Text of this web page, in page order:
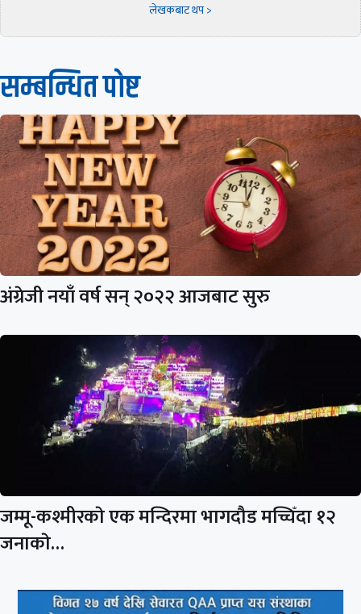
लेखकबाट थप >
सम्बन्धित पाेष्ट
अंग्रेजी नयाँ वर्ष सन् २०२२ आजबाट सुरु
जम्मू-कश्मीरकाे एक मन्दिरमा भागदौड मच्चिँदा १२
जनाकाे…